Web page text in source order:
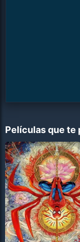
Películas que te